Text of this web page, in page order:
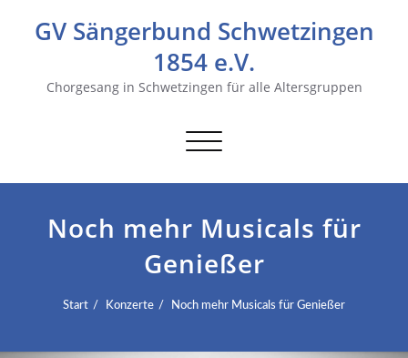
GV Sängerbund Schwetzingen
1854 e.V.
Chorgesang in Schwetzingen für alle Altersgruppen
Navigation
Noch mehr Musicals für
Genießer
Start Konzerte Noch mehr Musicals für Genießer